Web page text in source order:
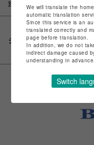
注意事項
シェアする
We will translate the
automatic translation
Since this service is an
translated correctly and
page before translation.
In addition, we do not
indirect damage caused
understanding in advance.
Switch